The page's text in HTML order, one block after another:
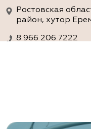
Ростовская
район, хутор
8 966 206 7222
Ростовская